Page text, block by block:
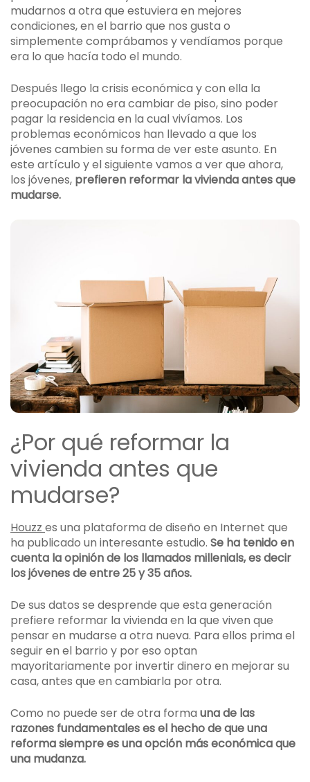
mudarnos a otra que estuviera en mejores
condiciones, en el barrio que nos gusta o
simplemente comprábamos y vendíamos porque
era lo que hacía todo el mundo.
Después llego la crisis económica y con ella la
preocupación no era cambiar de piso, sino poder
pagar la residencia en la cual vivíamos. Los
problemas económicos han llevado a que los
jóvenes cambien su forma de ver este asunto. En
este artículo y el siguiente vamos a ver que ahora,
los jóvenes, prefieren reformar la vivienda antes que
mudarse.
¿Por qué reformar la
vivienda antes que
mudarse?
Houzz es una plataforma de diseño en Internet que
ha publicado un interesante estudio. Se ha tenido en
cuenta la opinión de los llamados millenials, es decir
los jóvenes de entre 25 y 35 años.
De sus datos se desprende que esta generación
prefiere reformar la vivienda en la que viven que
pensar en mudarse a otra nueva. Para ellos prima el
seguir en el barrio y por eso optan
mayoritariamente por invertir dinero en mejorar su
casa, antes que en cambiarla por otra.
Como no puede ser de otra forma una de las
razones fundamentales es el hecho de que una
reforma siempre es una opción más económica que
una mudanza.